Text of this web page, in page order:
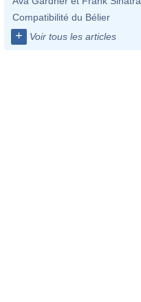
Compatibilité du Bélier
+ Voir tous les articles